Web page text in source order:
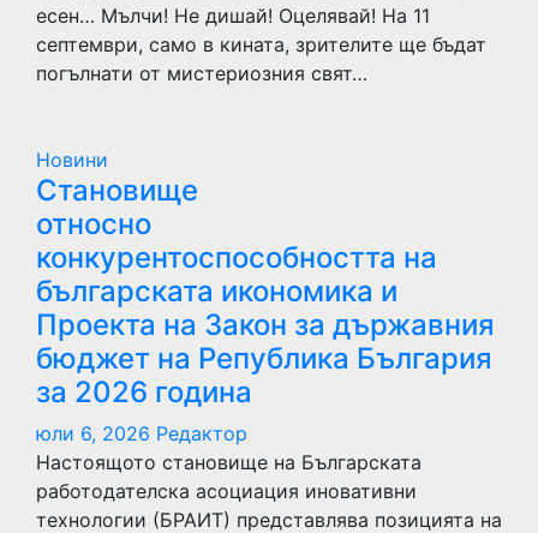
есен… Мълчи! Не дишай! Оцелявай! На 11
септември, само в кината, зрителите ще бъдат
погълнати от мистериозния свят…
Новини
Становище
относно
конкурентоспособността на
българската икономика и
Проекта на Закон за държавния
бюджет на Република България
за 2026 година
юли 6, 2026 Редактор
Настоящото становище на Българската
работодателска асоциация иновативни
технологии (БРАИТ) представлява позицията на